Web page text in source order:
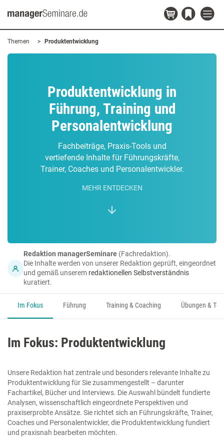
Themen Produktentwicklung
Produktentwicklung in
Führung, Training und
Personalentwicklung
Fachbeiträge, Praxis-Tools und
vertiefende Inhalte für Führungskräfte,
Trainer, Coaches und Personalentwickler.
MEHR ENTDECKEN
Redaktion managerSeminare (Fachredaktion).
Die Inhalte werden von unserer Redaktion geprüft, eingeordnet
und gemäß unserem redaktionellen Selbstverständnis
kuratiert.
Im Fokus Führung Training & Coaching Übungen &
Im Fokus: Produktentwicklung
Unsere Redaktion hat zentrale und besonders relevante Inhalte zu
Produktentwicklung für Sie zusammengestellt – darunter
Fachartikel, Bücher und Interviews. Die Auswahl bündelt fundierte
Analysen, wissenschaftlich eingeordnete Perspektiven und
praxiserprobte Ansätze. Sie richtet sich an Führungskräfte, Trainer,
Coaches und Personalentwickler, die Produktentwicklung fundiert
und praxisnah bearbeiten möchten.